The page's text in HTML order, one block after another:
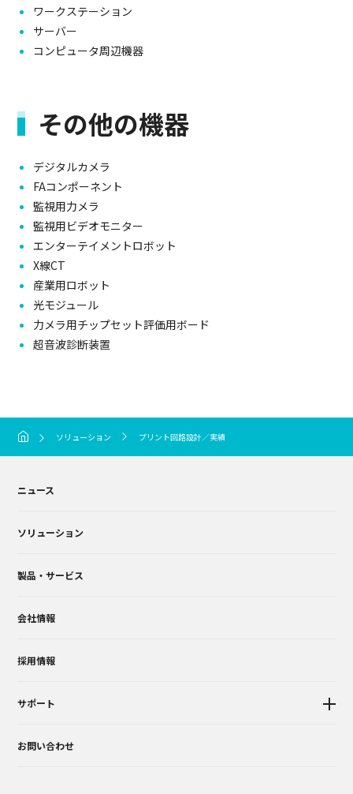
ワークステーション
サーバー
コンピュータ周辺機器
その他の機器
デジタルカメラ
FAコンポーネント
監視用力メラ
監視用ビデオモニター
エンターテイメントロボット
X線CT
産業用ロボット
光モジュール
力メラ用チップセット評価用ボード
超音波診断装置
ソリューション プリント回路設計／実績
ニュース
ソリューション
製品・サービス
会社情報
採用情報
サポート
お問い合わせ